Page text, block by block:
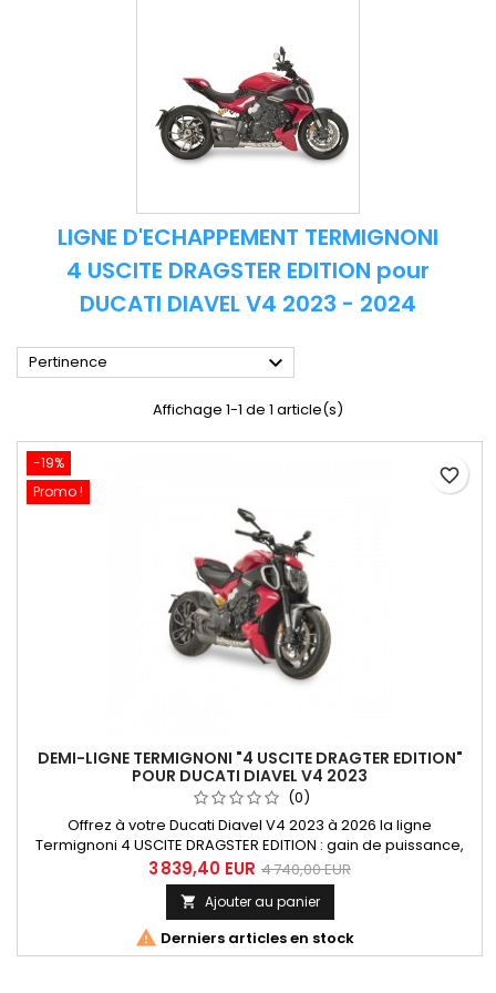
LIGNE D'ECHAPPEMENT TERMIGNONI
4 USCITE DRAGSTER EDITION pour
DUCATI DIAVEL V4 2023 - 2024
Pertinence 
Affichage 1-1 de 1 article(s)
-19%
Promo !
DEMI-LIGNE TERMIGNONI "4 USCITE DRAGTER EDITION"
POUR DUCATI DIAVEL V4 2023
(0)
Offrez à votre Ducati Diavel V4 2023 à 2026 la ligne
Termignoni 4 USCITE DRAGSTER EDITION : gain de puissance,
réduction de poids, son racing italien et finition inox-carbone
haut de gamme. Ligne Termignoni 4 USCITE DRAGSTER
EDITION pour Ducati Diavel V4 2023, 2024, 2025 et 2026. Cette
demi-ligne racing en inox avec protections carbone
transforme...
3 839,40 EUR 4 740,00 EUR
 Ajouter au panier
 Derniers articles en stock
favorite_border